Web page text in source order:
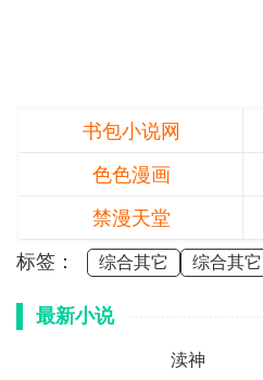
书包小说网
色色漫画
禁漫天堂
标签：
综合其它 综合其它
最新小说
渎神